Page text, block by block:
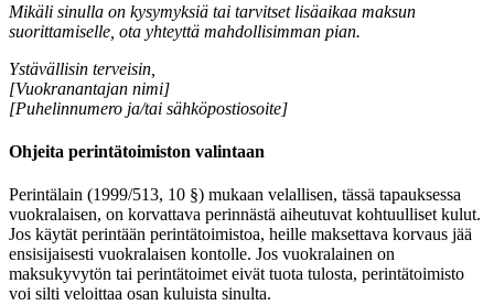
Mikäli sinulla on kysymyksiä tai tarvitset lisäaikaa maksun
suorittamiselle, ota yhteyttä mahdollisimman pian.
Ystävällisin terveisin,
[Vuokranantajan nimi]
[Puhelinnumero ja/tai sähköpostiosoite]
Ohjeita perintätoimiston valintaan
Perintälain (1999/513, 10 §) mukaan velallisen, tässä tapauksessa
vuokralaisen, on korvattava perinnästä aiheutuvat kohtuulliset kulut.
Jos käytät perintään perintätoimistoa, heille maksettava korvaus jää
ensisijaisesti vuokralaisen kontolle. Jos vuokralainen on
maksukyvytön tai perintätoimet eivät tuota tulosta, perintätoimisto
voi silti veloittaa osan kuluista sinulta.